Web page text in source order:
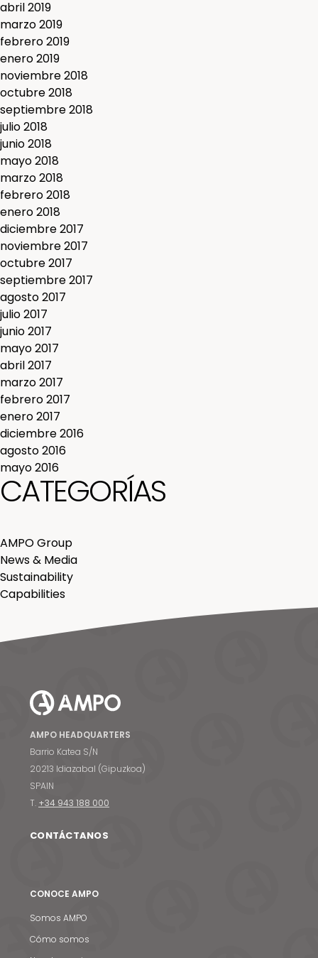
abril 2019
marzo 2019
febrero 2019
enero 2019
noviembre 2018
octubre 2018
septiembre 2018
julio 2018
junio 2018
mayo 2018
marzo 2018
febrero 2018
enero 2018
diciembre 2017
noviembre 2017
octubre 2017
septiembre 2017
agosto 2017
julio 2017
junio 2017
mayo 2017
abril 2017
marzo 2017
febrero 2017
enero 2017
diciembre 2016
agosto 2016
mayo 2016
CATEGORÍAS
AMPO Group
News & Media
Sustainability
Capabilities
AMPO HEADQUARTERS
Barrio Katea S/N
20213 Idiazabal (Gipuzkoa)
SPAIN
T. +34 943 188 000
CONTÁCTANOS
CONOCE AMPO
Somos AMPO
Cómo somos